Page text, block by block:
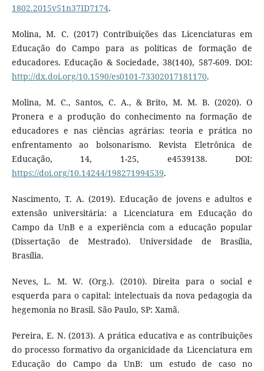
1802.2015v51n37ID7174.
Molina, M. C. (2017) Contribuições das Licenciaturas em
Educação do Campo para as políticas de formação de
educadores. Educação & Sociedade, 38(140), 587-609. DOI:
http://dx.doi.org/10.1590/es0101-73302017181170.
Molina, M. C., Santos, C. A., & Brito, M. M. B. (2020). O
Pronera e a produção do conhecimento na formação de
educadores e nas ciências agrárias: teoria e prática no
enfrentamento ao bolsonarismo. Revista Eletrônica de
Educação, 14, 1-25, e4539138. DOI:
https://doi.org/10.14244/198271994539.
Nascimento, T. A. (2019). Educação de jovens e adultos e
extensão universitária: a Licenciatura em Educação do
Campo da UnB e a experiência com a educação popular
(Dissertação de Mestrado). Universidade de Brasília,
Brasília.
Neves, L. M. W. (Org.). (2010). Direita para o social e
esquerda para o capital: intelectuais da nova pedagogia da
hegemonia no Brasil. São Paulo, SP: Xamã.
Pereira, E. N. (2013). A prática educativa e as contribuições
do processo formativo da organicidade da Licenciatura em
Educação do Campo da UnB: um estudo de caso no